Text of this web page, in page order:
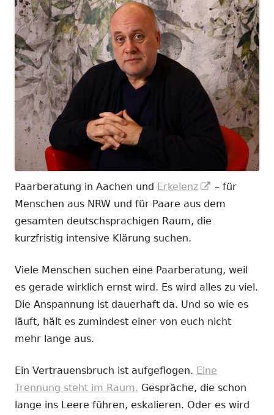
Paarberatung in Aachen und Erkelenz
In
neuem
– für
Menschen aus NRW und für Paare aus dem
gesamten deutschsprachigen Raum, die
kurzfristig intensive Klärung suchen.
Viele Menschen suchen eine Paarberatung, weil
es gerade wirklich ernst wird. Es wird alles zu viel.
Die Anspannung ist dauerhaft da. Und so wie es
läuft, hält es zumindest einer von euch nicht
mehr lange aus.
Ein Vertrauensbruch ist aufgeflogen. Eine
Trennung steht im Raum. Gespräche, die schon
lange ins Leere führen, eskalieren. Oder es wird